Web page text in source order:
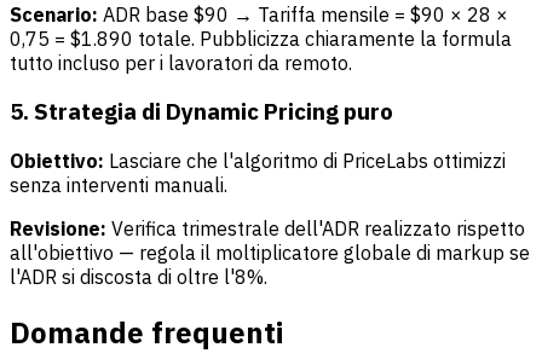
Scenario: ADR base $90 → Tariffa mensile = $90 × 28 ×
0,75 = $1.890 totale. Pubblicizza chiaramente la formula
tutto incluso per i lavoratori da remoto.
5. Strategia di Dynamic Pricing puro
Obiettivo: Lasciare che l'algoritmo di PriceLabs ottimizzi
senza interventi manuali.
Revisione: Verifica trimestrale dell'ADR realizzato rispetto
all'obiettivo — regola il moltiplicatore globale di markup se
l'ADR si discosta di oltre l'8%.
Domande frequenti